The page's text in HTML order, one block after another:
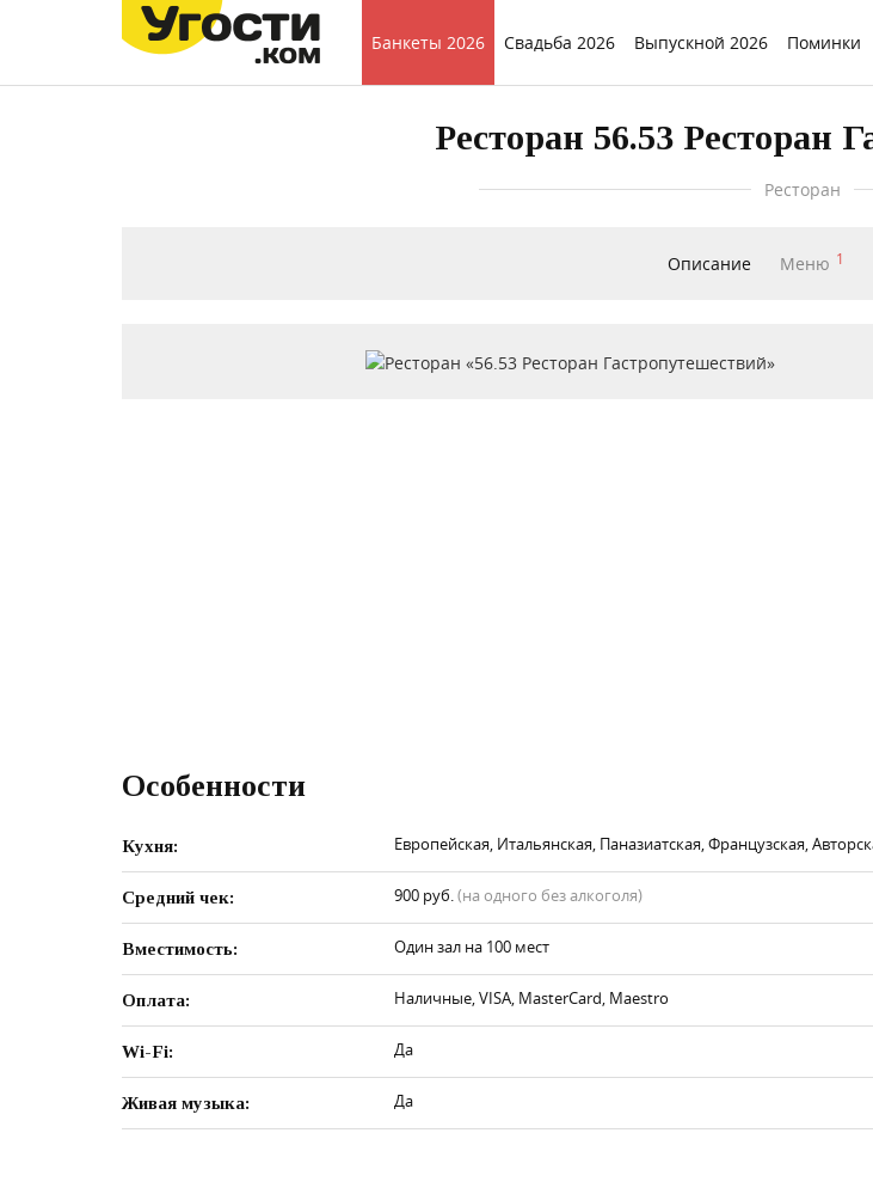
Банкеты 2026 Свадьба 2026 Выпускной 2026 Поминки
Ресторан 56.53 Ресторан
Ресторан
Описание Меню 1
Особенности
Кухня: Европейская, Итальянская, Паназиатская, Французская,
Средний чек: 900 руб.(на одного без алкоголя)
Вместимость: Один зал на 100 мест
Оплата: Наличные, VISA, MasterCard, Maestro
Wi-Fi: Да
Живая музыка: Да